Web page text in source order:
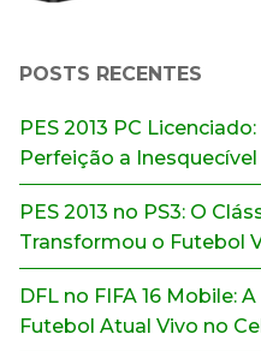
POSTS RECENTES
PES 2013 PC
Perfeição a
PES 2013 no PS3: O
Transformou o Futebol
DFL no FIFA 16 Mobile:
Futebol Atual Vivo no